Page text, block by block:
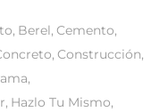
Berel Cemento
Construcción
Hazlo Tu Mismo